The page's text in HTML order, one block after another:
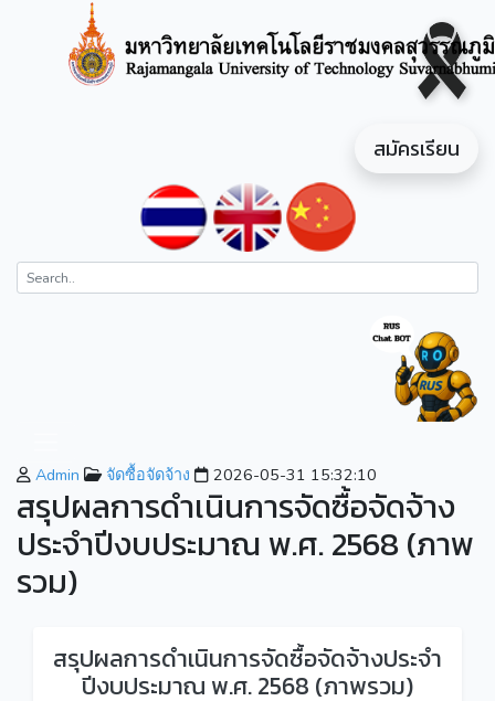
สมัครเรียน
Admin จัดซื้อจัดจ้าง 2026-05-31 15:32:10
สรุปผลการดำเนินการจัดซื้อจัดจ้าง
ประจำปีงบประมาณ พ.ศ. 2568 (ภาพ
รวม)
สรุปผลการดำเนินการจัดซื้อจัดจ้างประจำ
ปีงบประมาณ พ.ศ. 2568 (ภาพรวม)